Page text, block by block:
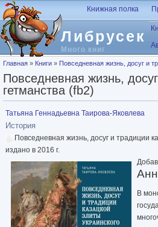
Перейти к основному содержанию
Либрусек
Много книг
Книжная полка
Вы здесь
Главная » Книги » Повседневная жизнь, досуг и
Повседневная жизнь,
гетманства (fb2)
Татьяна Геннадьевна Таирова-Яковлева
История
Повседневная жизнь, досуг и традиции
издано в 2016 г.
В